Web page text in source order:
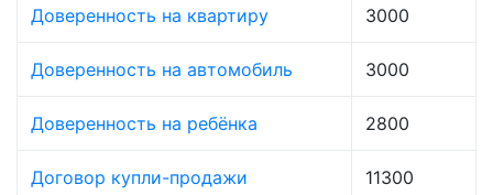
Доверенность на квартиру 3000
Доверенность на автомобиль 3000
Доверенность на ребёнка 2800
Договор купли-продажи 11300